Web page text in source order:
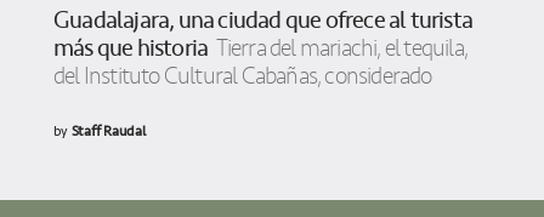
Guadalajara, una ciudad que ofrece al turista
más que historia Tierra del mariachi, el tequila,
del Instituto Cultural Cabañas, considerado
byStaff Raudal